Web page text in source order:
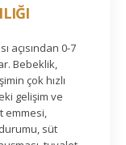
açısından 0-7
Bebeklik,
çok hızlı
gelişim ve
emmesi,
süt